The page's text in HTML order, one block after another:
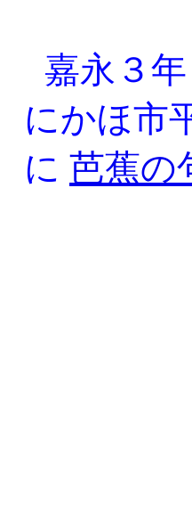
嘉永３年
にかほ市
に 芭蕉の